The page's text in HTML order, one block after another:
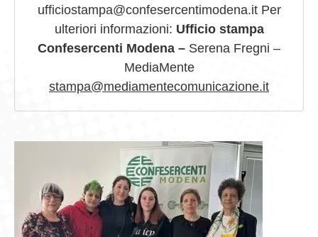
ufficiostampa@confesercentimodena.it Per
ulteriori informazioni: Ufficio stampa
Confesercenti Modena – Serena Fregni –
MediaMente
stampa@mediamentecomunicazione.it